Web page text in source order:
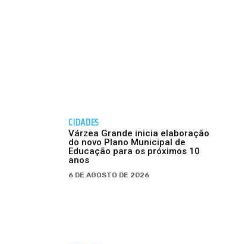
CIDADES
Várzea Grande inicia elaboração
do novo Plano Municipal de
Educação para os próximos 10
anos
6 DE AGOSTO DE 2026